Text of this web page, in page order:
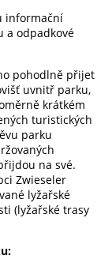
informační
a odpadkové
pohodlně přijet
uvnitř parku,
krátkém
turistických
parku
na své.
Zwieseler
lyžařské
(lyžařské trasy